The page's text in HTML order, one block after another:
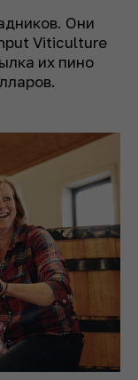
Они
Viticulture
их пино